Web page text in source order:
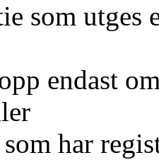
som utges
endast
har